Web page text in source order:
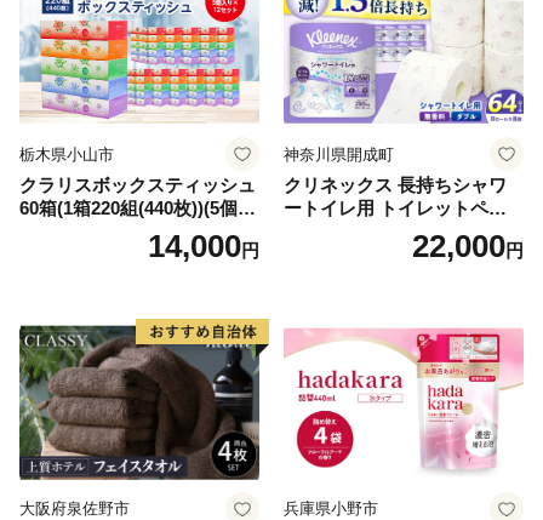
栃木県小山市
クラリスボックスティッシュ
60箱(1箱220組(440枚))(5個入
り×12セット)【1256759】
14,000円
神奈川県開成町
クリネックス 長持ちシャワ
ートイレ用 トイレットペー
パー（ダブル）64ロール(8ロ
ール×8パック) 開成町 トイレ
蓄 防災 エコ 消耗品 生活雑貨
生活用品 無香料 トイレット
ペーパー ダブル といれっと
ぺーぱー トイレ クレシア ト
イレットペーパー [BDBH002
-1]
22,000円
大阪府泉佐野市 兵庫県小野市